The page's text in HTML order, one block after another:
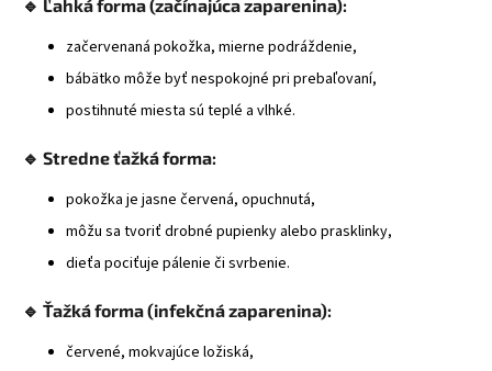
🔹 Ľahká forma (začínajúca zaparenina):
začervenaná pokožka, mierne podráždenie,
bábätko môže byť nespokojné pri prebaľovaní,
postihnuté miesta sú teplé a vlhké.
🔹 Stredne ťažká forma:
pokožka je jasne červená, opuchnutá,
môžu sa tvoriť drobné pupienky alebo prasklinky,
dieťa pociťuje pálenie či svrbenie.
🔹 Ťažká forma (infekčná zaparenina):
červené, mokvajúce ložiská,